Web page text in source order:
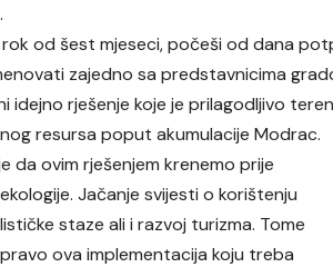
od šest mjeseci, počeši od dana
zajedno sa predstavnicima
idejno rješenje koje je prilagodljivo
resursa poput akumulacije Modrac.
da ovim rješenjem krenemo prije
Jačanje svijesti o korištenju
staze ali i razvoj turizma. Tome
ova implementacija koju treba